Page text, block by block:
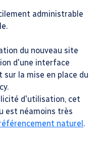
administrable
du nouveau site
d'une interface
sur la mise en place du
d'utilisation, cet
est néamoins très
naturel.